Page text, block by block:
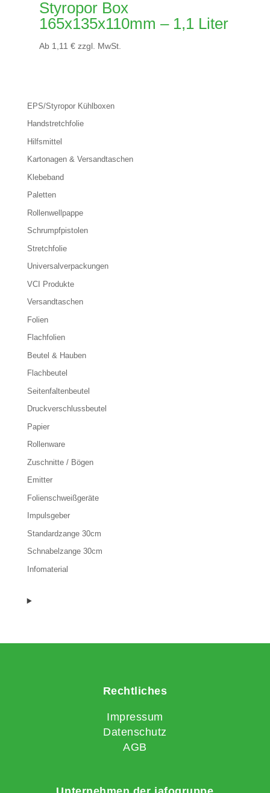
Styropor Box
165x135x110mm – 1,1 Liter
Ab 1,11 € zzgl. MwSt.
EPS/Styropor Kühlboxen
Handstretchfolie
Hilfsmittel
Kartonagen & Versandtaschen
Klebeband
Paletten
Rollenwellpappe
Schrumpfpistolen
Stretchfolie
Universalverpackungen
VCI Produkte
Versandtaschen
Folien
Flachfolien
Beutel & Hauben
Flachbeutel
Seitenfaltenbeutel
Druckverschlussbeutel
Papier
Rollenware
Zuschnitte / Bögen
Emitter
Folienschweißgeräte
Impulsgeber
Standardzange 30cm
Schnabelzange 30cm
Infomaterial
Rechtliches
Impressum
Datenschutz
AGB